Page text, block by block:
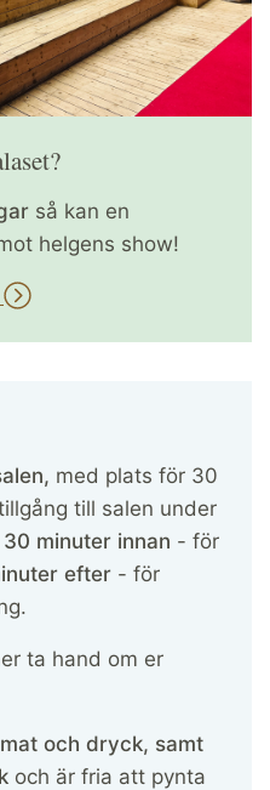
så kan en
helgens show!
med plats för 30
till salen under
30 minuter innan - för
efter - för
ta hand om er
och dryck, samt
och är fria att pynta